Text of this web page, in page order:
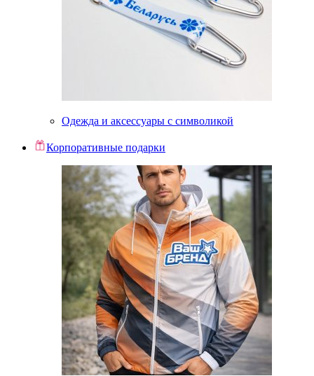
Одежда и аксессуары с символикой
Корпоративные подарки